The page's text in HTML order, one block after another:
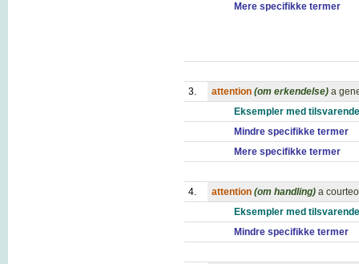
Mere specifikke termer
3. attention (om erkendelse) a
Eksempler med
Mindre specifikke termer
Mere specifikke termer
4. attention (om handling) a
Eksempler med
Mindre specifikke termer